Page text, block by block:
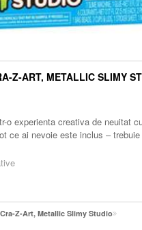
Z-ART, METALLIC SLIMY
o experienta creativa de neuitat
ce ai nevoie este inclus –
Z-Art, Metallic Slimy Studio